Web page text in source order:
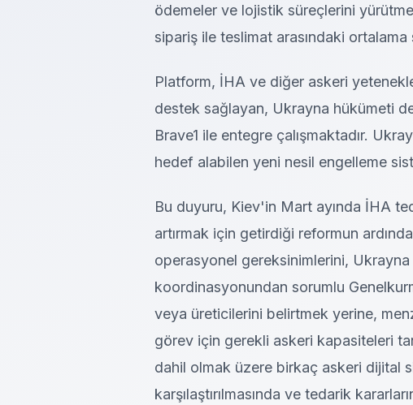
ödemeler ve lojistik süreçlerini
sipariş ile teslimat arasındaki
Platform, İHA ve diğer askeri
destek sağlayan, Ukrayna hükümeti
Brave1 ile entegre çalışmaktadır.
hedef alabilen yeni nesil engelleme
Bu duyuru, Kiev'in Mart ayında İHA
artırmak için getirdiği reformun
operasyonel gereksinimlerini,
koordinasyonundan sorumlu
veya üreticilerini belirtmek yerine,
görev için gerekli askeri kapasiteleri
dahil olmak üzere birkaç askeri dijital
karşılaştırılmasında ve tedarik